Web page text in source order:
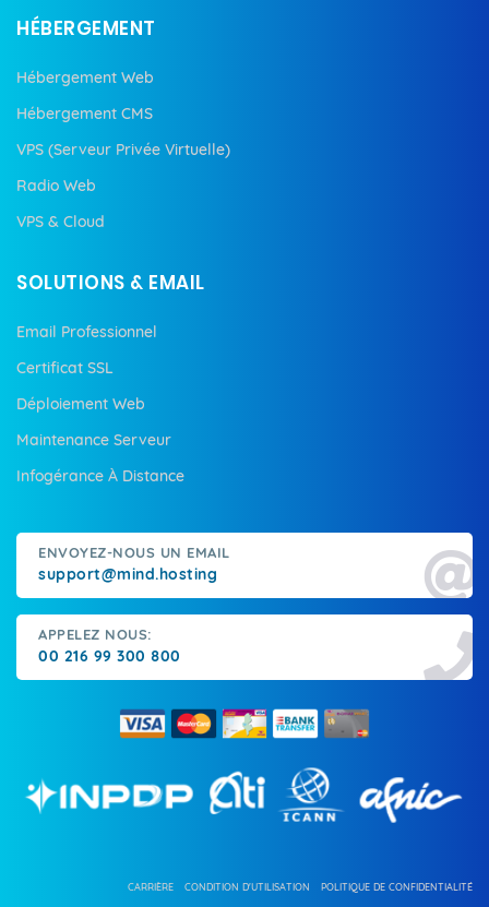
HÉBERGEMENT
Hébergement Web
Hébergement CMS
VPS (Serveur Privée Virtuelle)
Radio Web
VPS & Cloud
SOLUTIONS & EMAIL
Email Professionnel
Certificat SSL
Déploiement Web
Maintenance Serveur
Infogérance À Distance
ENVOYEZ-NOUS UN EMAIL
support@mind.hosting
APPELEZ NOUS:
00 216 99 300 800
POLITIQUE DE CONFIDENTIALITÉ
CONDITION D'UTILISATION
CARRIÈRE